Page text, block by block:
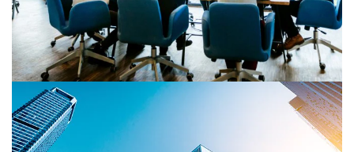
在全球供應鏈重組、地緣政治風險升高與美國製造回流趨
勢下，台灣企業對美布局策略的重要性日益提升。
2026-07-30